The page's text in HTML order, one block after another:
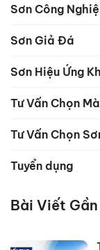
Sơn Công
Sơn Giả Đá
Sơn Hiệu Ứng
Tư Vấn Chọn
Tư Vấn Chọn
Tuyển dụng
Bài Viết